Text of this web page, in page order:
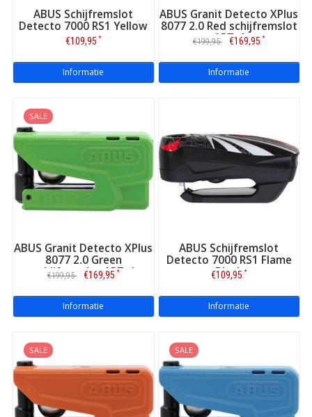
ABUS Schijfremslot
Detecto 7000 RS1 Yellow
€109,95 *
Informatie
ABUS Granit Detecto XPlus
8077 2.0 Red schijfremslot
ART-4
€199,95 €169,95 *
Informatie
SALE
ABUS Granit Detecto XPlus
8077 2.0 Green
schijfremslot ART-4
€199,95 €169,95 *
Informatie
ABUS Schijfremslot
Detecto 7000 RS1 Flame
Black
€109,95 *
Informatie
SALE SALE